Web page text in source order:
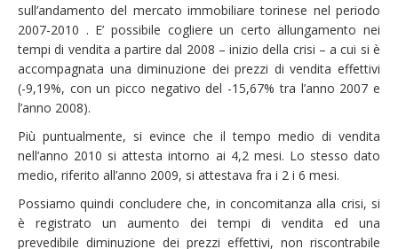
sull’andamento del mercato immobiliare torinese nel periodo
2007-2010 . E’ possibile cogliere un certo allungamento nei
tempi di vendita a partire dal 2008 – inizio della crisi – a cui si è
accompagnata una diminuzione dei prezzi di vendita effettivi
(-9,19%, con un picco negativo del -15,67% tra l’anno 2007 e
l’anno 2008).
Più puntualmente, si evince che il tempo medio di vendita
nell’anno 2010 si attesta intorno ai 4,2 mesi. Lo stesso dato
medio, riferito all’anno 2009, si attestava fra i 2 i 6 mesi.
Possiamo quindi concludere che, in concomitanza alla crisi, si
è registrato un aumento dei tempi di vendita ed una
prevedibile diminuzione dei prezzi effettivi, non riscontrabile